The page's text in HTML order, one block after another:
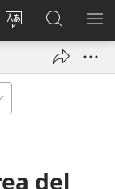
Modificare
Accedi
(apre
Cerca
in
JW.ORG
del